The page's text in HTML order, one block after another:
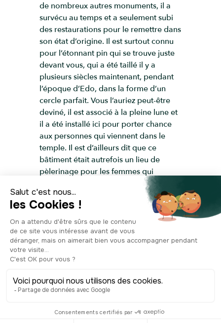
de nombreux autres monuments, il a
survécu au temps et a seulement subi
des restaurations pour le remettre dans
son état d’origine. Il est surtout connu
pour l’étonnant pin qui se trouve juste
devant vous, qui a été taillé il y a
plusieurs siècles maintenant, pendant
l’époque d’Edo, dans la forme d’un
cercle parfait. Vous l’auriez peut-être
deviné, il est associé à la pleine lune et
il a été installé ici pour porter chance
aux personnes qui viennent dans le
temple. Il est d’ailleurs dit que ce
bâtiment était autrefois un lieu de
pèlerinage pour les femmes qui
souhaitaient avoir un enfant, venues
chercher la bonne fortune en ce pin
symbolique. Encore un lieu
emblématique à Tokyo qui avait toute
son importance à l’époque !